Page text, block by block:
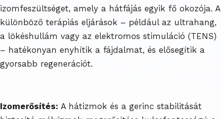
izomfeszültséget, amely a hátfájás egyik fő okozója. A
különböző terápiás eljárások – például az ultrahang,
a lökéshullám vagy az elektromos stimuláció (TENS)
– hatékonyan enyhítik a fájdalmat, és elősegítik a
gyorsabb regenerációt.
Izomerősítés: A hátizmok és a gerinc stabilitását